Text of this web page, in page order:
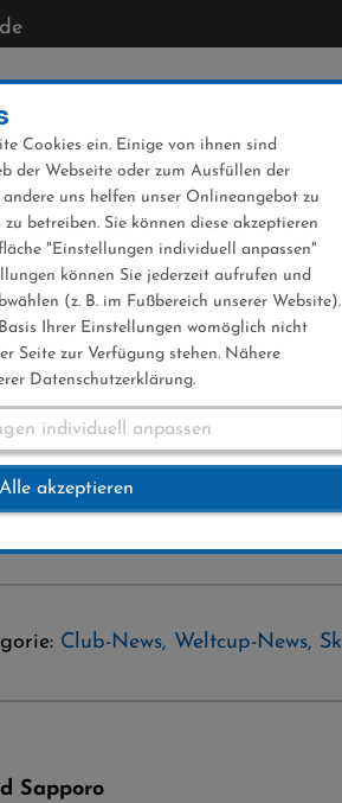
Leyhe
Club-News, Weltcup-News,
Sapporo
Cookies ein. Einige von ihnen sind
der Webseite oder zum Ausfüllen der
uns helfen unser Onlineangebot zu
betreiben. Sie können diese akzeptieren
"Einstellungen individuell anpassen"
können Sie jederzeit aufrufen und
(z. B. im Fußbereich unserer Website).
Ihrer Einstellungen womöglich nicht
Seite zur Verfügung stehen. Nähere
Datenschutzerklärung.
individuell anpassen
Alle akzeptieren